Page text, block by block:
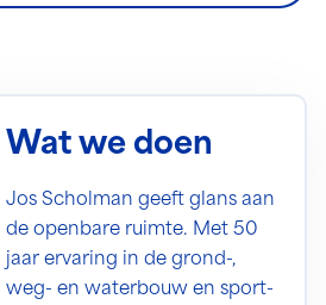
Wat we doen
Jos Scholman geeft glans aan
de openbare ruimte. Met 50
jaar ervaring in de grond-,
weg- en waterbouw en sport-